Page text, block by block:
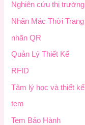
Nghiên cứu thị trường
Nhãn Mác Thời Trang
nhãn QR
Quản Lý Thiết Kế
RFID
Tâm lý học và thiết kế
tem
Tem Bảo Hành